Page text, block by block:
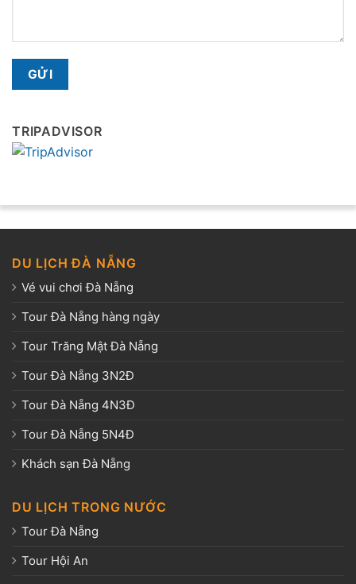
TRIPADVISOR
DU LỊCH ĐÀ NẴNG
Vé vui chơi Đà Nẵng
Tour Đà Nẵng hàng ngày
Tour Trăng Mật Đà Nẵng
Tour Đà Nẵng 3N2Đ
Tour Đà Nẵng 4N3Đ
Tour Đà Nẵng 5N4Đ
Khách sạn Đà Nẵng
DU LỊCH TRONG NƯỚC
Tour Đà Nẵng
Tour Hội An